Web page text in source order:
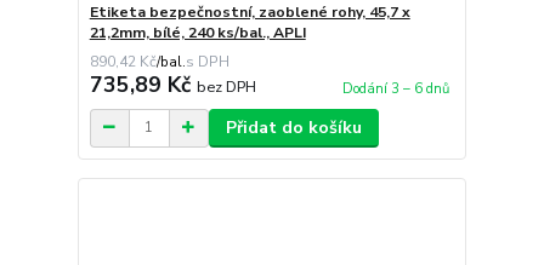
Etiketa bezpečnostní, zaoblené rohy, 45,7 x
21,2mm, bílé, 240 ks/bal., APLI
890,42 Kč/bal.
735,89 Kč bez DPH Dodání 3 – 6 dnů
Přidat do košíku